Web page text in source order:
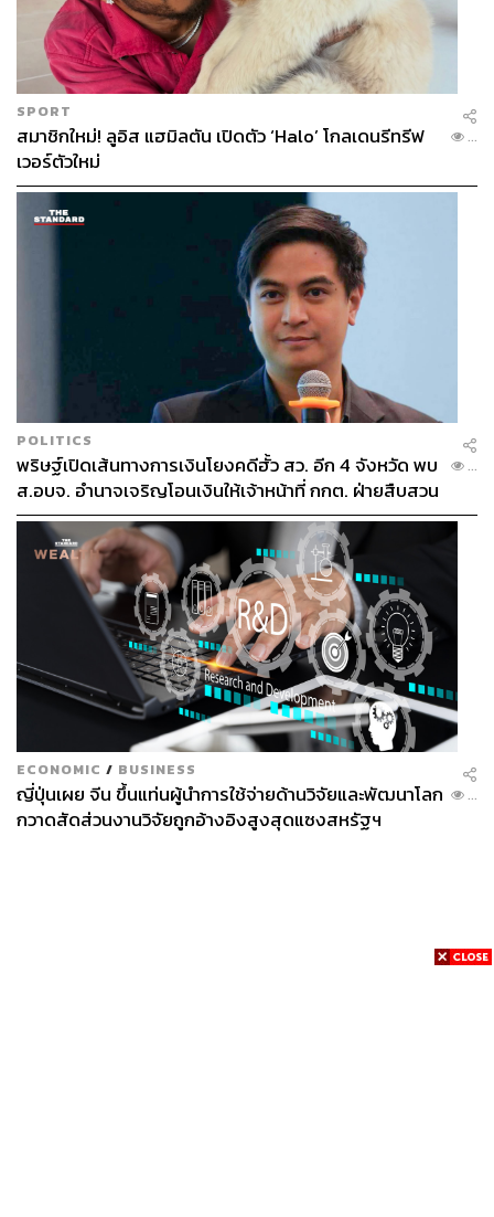
SPORT
สมาชิกใหม่! ลูอิส แฮมิลตัน เปิดตัว ‘Halo’ โกลเดนรีทรีฟ
เวอร์ตัวใหม่
...
POLITICS
พริษฐ์เปิดเส้นทางการเงินโยงคดีฮั้ว สว. อีก 4 จังหวัด พบ
ส.อบจ. อำนาจเจริญโอนเงินให้เจ้าหน้าที่ กกต. ฝ่ายสืบสวน
...
ECONOMIC / BUSINESS
ญี่ปุ่นเผย จีน ขึ้นแท่นผู้นำการใช้จ่ายด้านวิจัยและพัฒนาโลก
กวาดสัดส่วนงานวิจัยถูกอ้างอิงสูงสุดแซงสหรัฐฯ
...